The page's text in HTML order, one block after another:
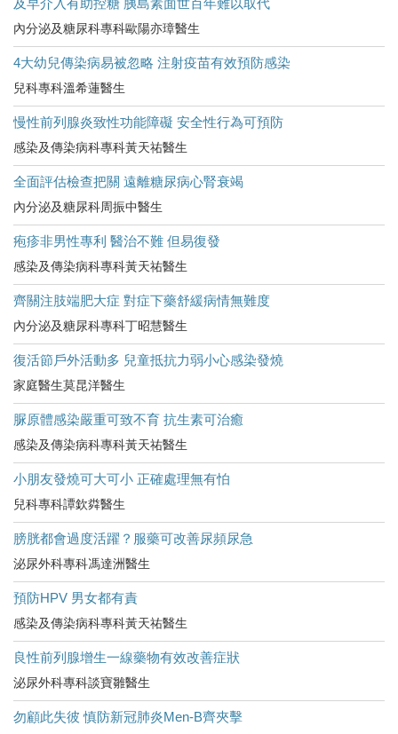
及早介入有助控糖 胰島素面世百年難以取代
內分泌及糖尿科專科歐陽亦璋醫生
4大幼兒傳染病易被忽略 注射疫苗有效預防感染
兒科專科溫希蓮醫生
慢性前列腺炎致性功能障礙 安全性行為可預防
感染及傳染病科專科黃天祐醫生
全面評估檢查把關 遠離糖尿病心腎衰竭
內分泌及糖尿科周振中醫生
疱疹非男性專利 醫治不難 但易復發
感染及傳染病科專科黃天祐醫生
齊關注肢端肥大症 對症下藥舒緩病情無難度
內分泌及糖尿科專科丁昭慧醫生
復活節戶外活動多 兒童抵抗力弱小心感染發燒
家庭醫生莫昆洋醫生
脲原體感染嚴重可致不育 抗生素可治癒
感染及傳染病科專科黃天祐醫生
小朋友發燒可大可小 正確處理無有怕
兒科專科譚欽粦醫生
膀胱都會過度活躍？服藥可改善尿頻尿急
泌尿外科專科馮達洲醫生
預防HPV 男女都有責
感染及傳染病科專科黃天祐醫生
良性前列腺增生一線藥物有效改善症狀
泌尿外科專科談寶雛醫生
勿顧此失彼 慎防新冠肺炎Men-B齊夾擊